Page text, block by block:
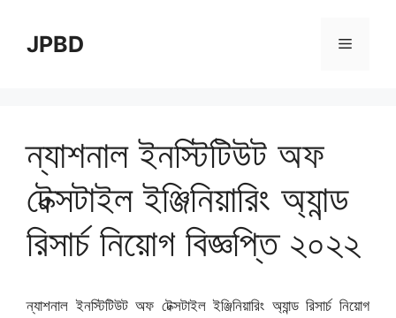
contentJPBD Menu
ন্যাশনাল ইনস্টিটিউট অফ
টেক্সটাইল ইঞ্জিনিয়ারিং অ্যান্ড
রিসার্চ নিয়োগ বিজ্ঞপ্তি ২০২২
ন্যাশনাল ইনস্টিটিউট অফ টেক্সটাইল ইঞ্জিনিয়ারিং অ্যান্ড রিসার্চ নিয়োগ